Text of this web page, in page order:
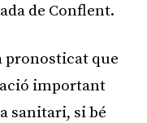
de Conflent.
pronosticat que
important
sanitari, si bé